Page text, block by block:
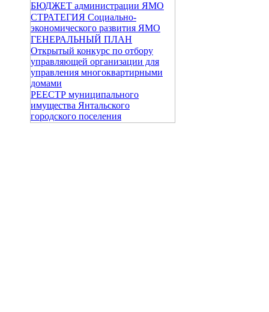
БЮДЖЕТ администрации ЯМО
СТРАТЕГИЯ Социально-
экономического развития ЯМО
ГЕНЕРАЛЬНЫЙ ПЛАН
Открытый конкурс по отбору
управляющей организации для
управления многоквартирными
домами
РЕЕСТР муниципального
имущества Янтальского
городского поселения